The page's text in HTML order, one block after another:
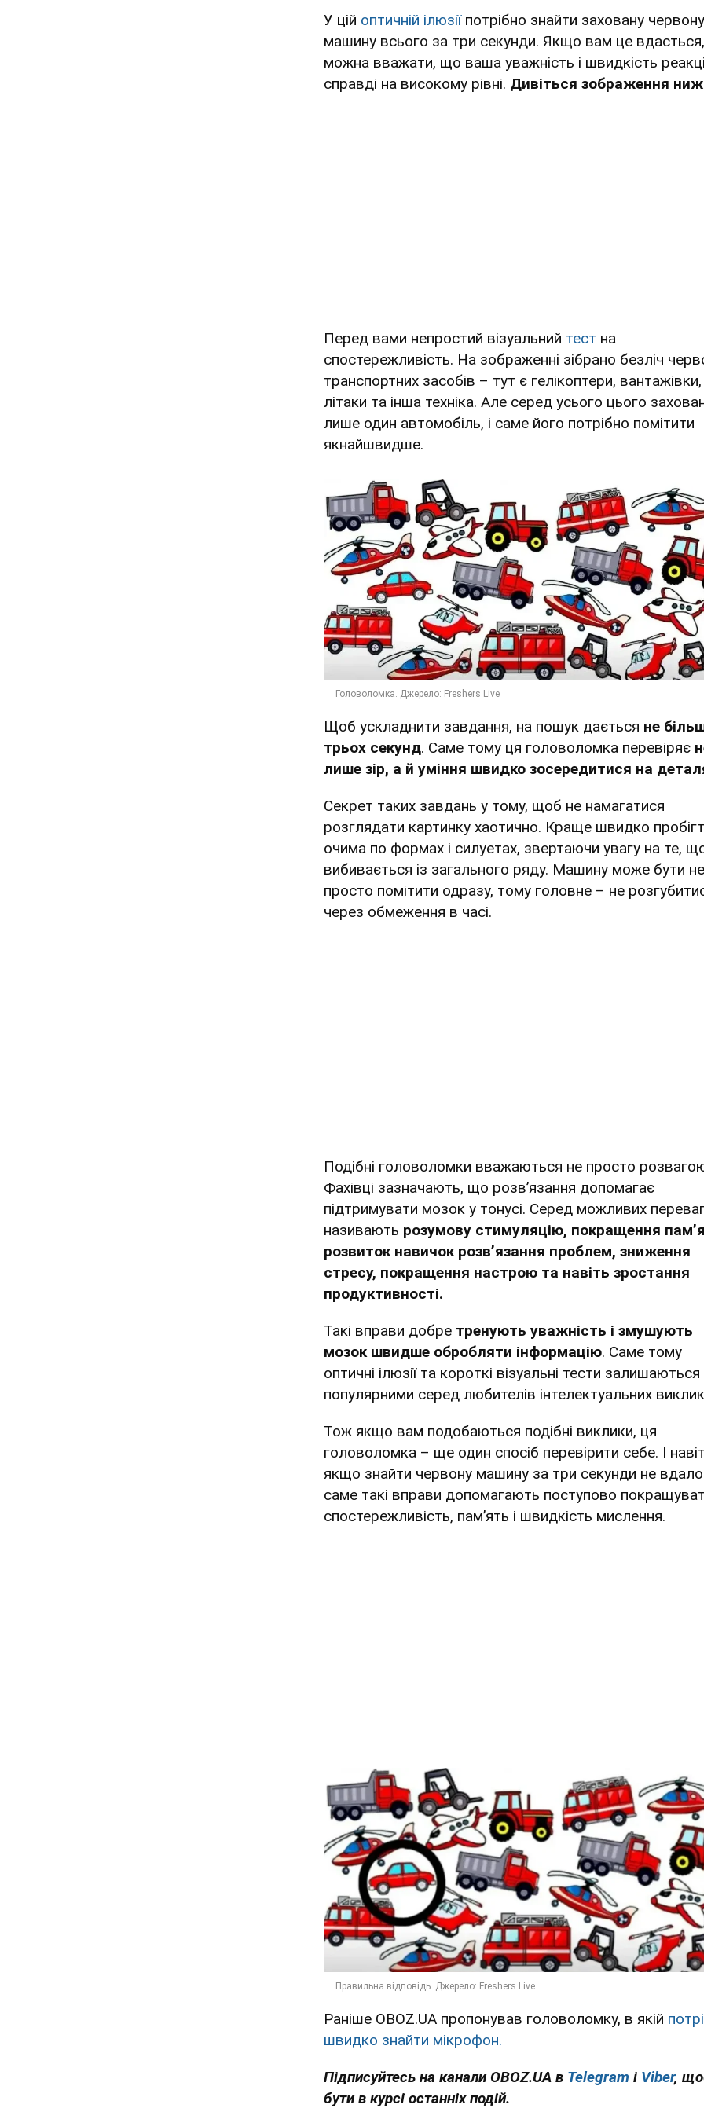
У цій оптичній ілюзіїпотрібно знайти заховану червону
машину всього за три секунди. Якщо вам це вдасться,
можна вважати, що ваша уважність і швидкість
справді на високому рівні. Дивіться зображення
Перед вами непростий візуальний тест на
спостережливість. На зображенні зібрано безліч
транспортних засобів – тут є гелікоптери, вантажівки,
літаки та інша техніка. Але серед усього цього
лише один автомобіль, і саме його потрібно помітити
якнайшвидше.
Щоб ускладнити завдання, на пошук дається не
трьох секунд. Саме тому ця головоломка перевіряє
лише зір, а й уміння швидко зосередитися на
Секрет таких завдань у тому, щоб не намагатися
розглядати картинку хаотично. Краще швидко
очима по формах і силуетах, звертаючи увагу на те,
вибивається із загального ряду. Машину може бути
просто помітити одразу, тому головне – не
через обмеження в часі.
Подібні головоломки вважаються не просто
Фахівці зазначають, що розв’язання допомагає
підтримувати мозок у тонусі. Серед можливих
називають розумову стимуляцію, покращення
розвиток навичок розв’язання проблем, зниження
стресу, покращення настрою та навіть зростання
продуктивності.
Такі вправи добре тренують уважність і змушують
мозок швидше обробляти інформацію. Саме тому
оптичні ілюзії та короткі візуальні тести залишаються
популярними серед любителів інтелектуальних
Тож якщо вам подобаються подібні виклики, ця
головоломка – ще один спосіб перевірити себе. І
якщо знайти червону машину за три секунди не
саме такі вправи допомагають поступово
спостережливість, пам’ять і швидкість мислення.
Раніше OBOZ.UA пропонував головоломку, в якій
швидко знайти мікрофон.
Підписуйтесь на канали OBOZ.UA в Telegram і Viber,
бути в курсі останніх подій.